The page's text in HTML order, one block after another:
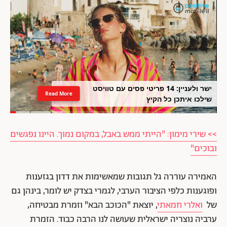
ישר ולעניין: 14 פריטי פסים עם טוויסט
שילכו איתכן כל הקיץ
Read More
>> שירי מימון: "הייתי ממש באבל, במקום נמוך. היינו נפגשים
ובוכים"
האמירה עוררה גל תגובות שמאשימות את דדון בגזענות
ופוגענות כלפי הציבור הערבי, לגמרי בצדק יש לומר, בינהן גם
של ואלרי חמאתי, יוצאת "הכוכב הבא" וזמרת מבטיחה,
ערביה נוצריה ישראלית שעושה לנו הרבה כבוד. הזמרת